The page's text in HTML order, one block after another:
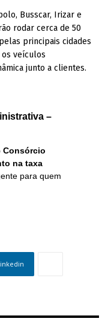
Busscar, Irizar e
rodar cerca de 50
principais cidades
os veículos
junto a clientes.
–
Consórcio
na taxa
para quem